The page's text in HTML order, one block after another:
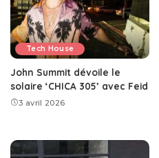
Tech House
John Summit dévoile le
solaire ‘CHICA 305’ avec Feid
3 avril 2026